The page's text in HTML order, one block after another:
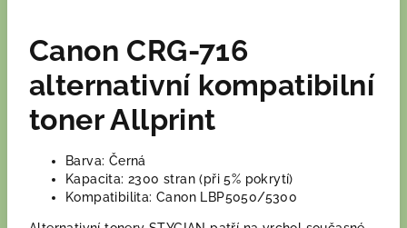
Canon CRG-716
alternativní kompatibilní
toner Allprint
Barva: Černá
Kapacita: 2300 stran (při 5% pokrytí)
Kompatibilita: Canon LBP5050/5300